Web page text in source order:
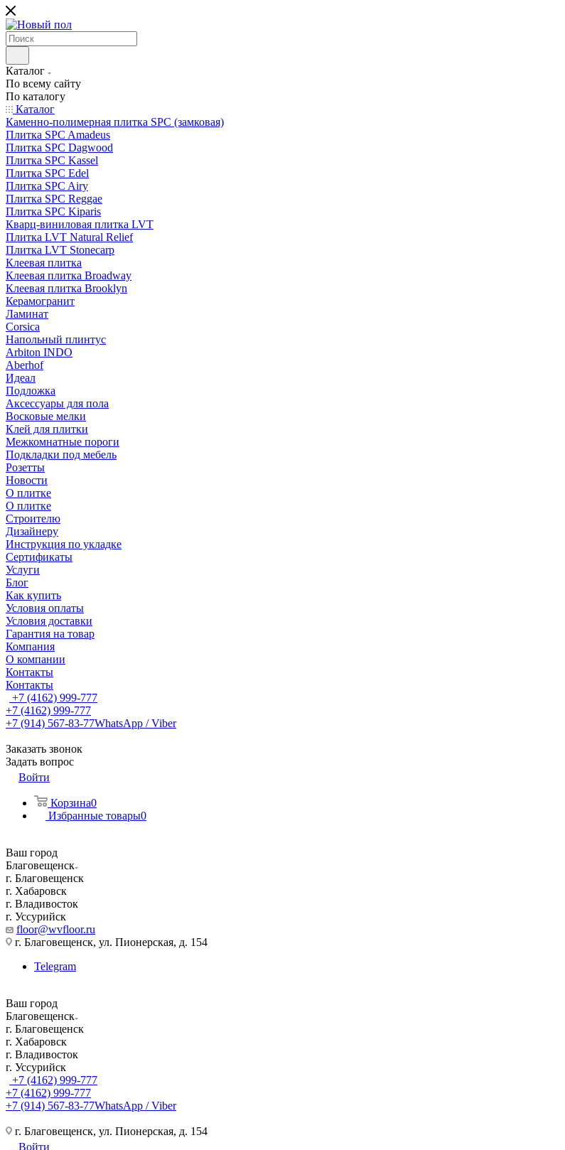
Каталог
По всему сайту
По каталогу
Каталог
Каменно-полимерная плитка SPC (замковая)
Плитка SPC Amadeus
Плитка SPC Dagwood
Плитка SPC Kassel
Плитка SPC Edel
Плитка SPC Airy
Плитка SPC Reggae
Плитка SPC Kiparis
Кварц-виниловая плитка LVT
Плитка LVT Natural Relief
Плитка LVT Stonecarp
Клеевая плитка
Клеевая плитка Broadway
Клеевая плитка Brooklyn
Керамогранит
Ламинат
Corsica
Напольный плинтус
Arbiton INDO
Aberhof
Идеал
Подложка
Аксессуары для пола
Восковые мелки
Клей для плитки
Межкомнатные пороги
Подкладки под мебель
Розетты
Новости
О плитке
О плитке
Строителю
Дизайнеру
Инструкция по укладке
Сертификаты
Услуги
Блог
Как купить
Условия оплаты
Условия доставки
Гарантия на товар
Компания
О компании
Контакты
Контакты
+7 (4162) 999-777
+7 (4162) 999-777
+7 (914) 567-83-77WhatsApp / Viber
Заказать звонок
Задать вопрос
Войти
Корзина0
Избранные товары0
Ваш город
Благовещенск
г. Благовещенск
г. Хабаровск
г. Владивосток
г. Уссурийск
floor@wvfloor.ru
г. Благовещенск, ул. Пионерская, д. 154
Telegram
Ваш город
Благовещенск
г. Благовещенск
г. Хабаровск
г. Владивосток
г. Уссурийск
+7 (4162) 999-777
+7 (4162) 999-777
+7 (914) 567-83-77WhatsApp / Viber
г. Благовещенск, ул. Пионерская, д. 154
Войти